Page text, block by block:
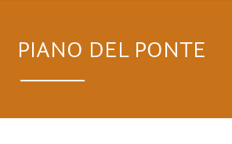
PIANO DEL PONTE